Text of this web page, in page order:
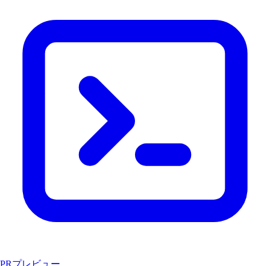
PRプレビュー